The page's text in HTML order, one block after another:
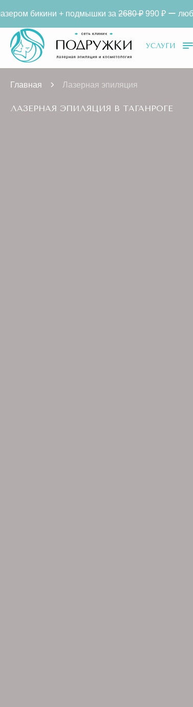
УСЛУГИ
Главная Лазерная эпиляция
ЛАЗЕРНАЯ ЭПИЛЯЦИЯ В ТАГАНРОГЕ
+ подмышки за2680 ₽990 ₽ ー любая зона.